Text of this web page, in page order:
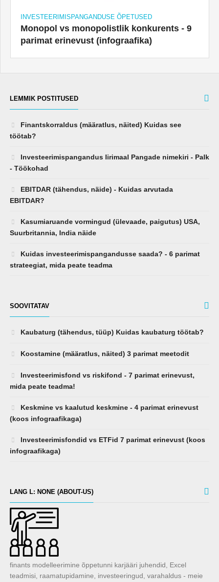
INVESTEERIMISPANGANDUSE ÕPETUSED
Monopol vs monopolistlik konkurents - 9
parimat erinevust (infograafika)
LEMMIK POSTITUSED
Finantskorraldus (määratlus, näited) Kuidas see
töötab?
Investeerimispangandus Iirimaal Pangade nimekiri - Palk
- Töökohad
EBITDAR (tähendus, näide) - Kuidas arvutada
EBITDAR?
Kasumiaruande vormingud (ülevaade, paigutus) USA,
Suurbritannia, India näide
Kuidas investeerimispangandusse saada? - 6 parimat
strateegiat, mida peate teadma
SOOVITATAV
Kaubaturg (tähendus, tüüp) Kuidas kaubaturg töötab?
Koostamine (määratlus, näited) 3 parimat meetodit
Investeerimisfond vs riskifond - 7 parimat erinevust,
mida peate teadma!
Keskmine vs kaalutud keskmine - 4 parimat erinevust
(koos infograafikaga)
Investeerimisfondid vs ETFid 7 parimat erinevust (koos
infograafikaga)
LANG L: NONE (ABOUT-US)
finants modelleerimine õppetunni karjääri juhendid, Excel
teadmisi, raamatupidamine, investeeringud, varahaldus - meie